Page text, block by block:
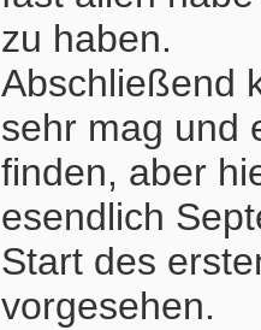
zu haben.
Abschließend
sehr mag und
finden, aber
esendlich
Start des
vorgesehen.